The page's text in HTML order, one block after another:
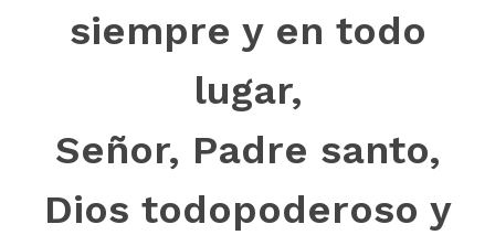
siempre y en todo
lugar,
Señor, Padre santo,
Dios todopoderoso y